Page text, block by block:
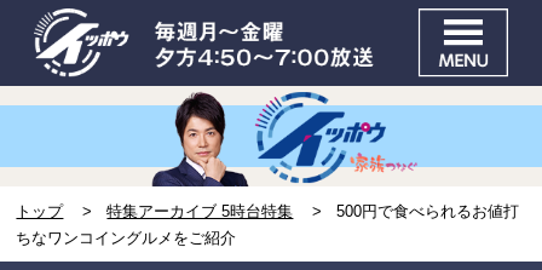
トップ 特集アーカイブ 5時台特集
500円で食べられるお値打
ちなワンコイングルメをご紹介